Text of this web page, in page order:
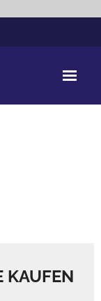
KAUFEN